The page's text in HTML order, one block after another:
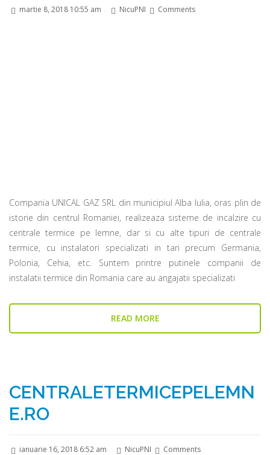
martie 8, 2018 10:55 am NicuPNI Comments
Compania UNICAL GAZ SRL din municipiul Alba Iulia, oras plin de
istorie din centrul Romaniei, realizeaza sisteme de incalzire cu
centrale termice pe lemne, dar si cu alte tipuri de centrale
termice, cu instalatori specializati in tari precum Germania,
Polonia, Cehia, etc. Suntem printre putinele companii de
instalatii termice din Romania care au angajatii specializati
READ MORE
CENTRALETERMICEPELEMN
E.RO
ianuarie 16, 2018 6:52 am NicuPNI Comments